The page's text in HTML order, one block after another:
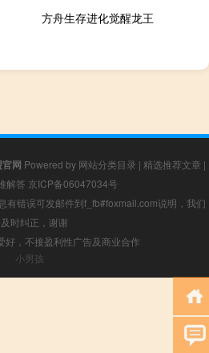
方舟生存进化觉醒龙王
网 Powered by 网站分类目录 | 精选推荐文章 |
解答 京ICP备06047034号
有错误可发邮件到f_fb#foxmail.com说明，我们
时纠正，谢谢
好，不接盈利性广告及商业合作
小男孩